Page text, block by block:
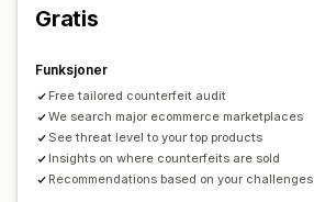
Gratis
Funksjoner
Free tailored counterfeit audit
We search major ecommerce marketplaces
See threat level to your top products
Insights on where counterfeits are sold
Recommendations based on your challenges